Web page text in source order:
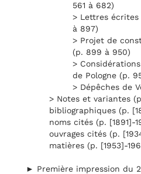
561 à 682)
> Lettres
à 897)
> Projet de
(p. 899 à 950)
>
de Pologne (p.
> Dépêches de
> Notes et variantes
bibliographiques (p.
noms cités (p. [1891]-
ouvrages cités (p.
matières (p. [1953]-
► Première impression du